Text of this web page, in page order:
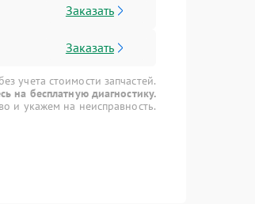
Заказать
Заказать
учета стоимости запчастей.
на бесплатную диагностику.
и укажем на неисправность.